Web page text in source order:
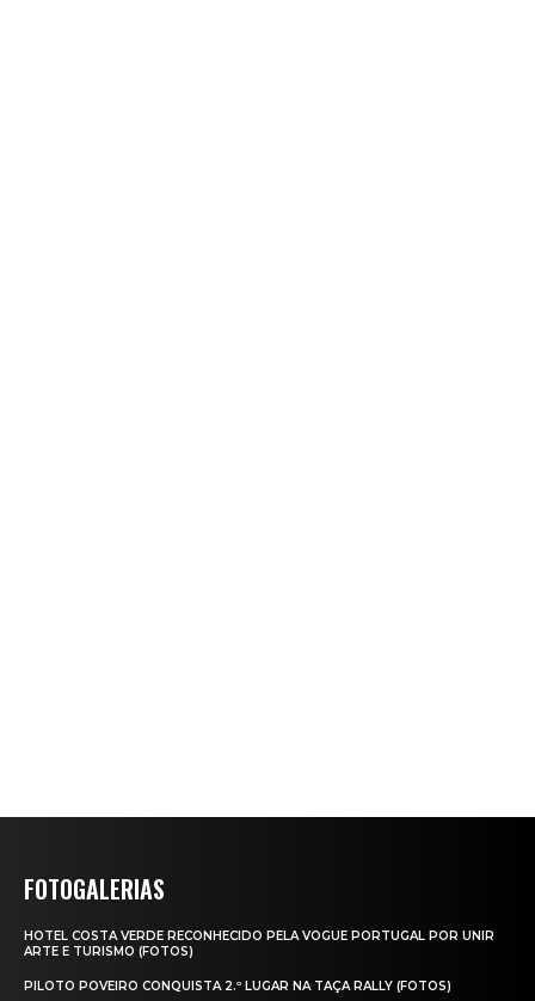
FOTOGALERIAS
HOTEL COSTA VERDE RECONHECIDO PELA VOGUE PORTUGAL POR UNIR
ARTE E TURISMO (FOTOS)
PILOTO POVEIRO CONQUISTA 2.º LUGAR NA TAÇA RALLY (FOTOS)